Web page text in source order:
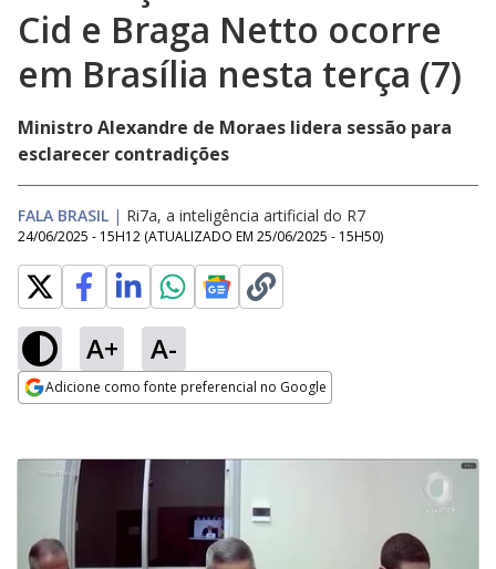
Cid e Braga Netto ocorre
em Brasília nesta terça (7)
Ministro Alexandre de Moraes lidera sessão para
esclarecer contradições
FALA BRASIL | Ri7a, a inteligência artificial do R7
24/06/2025 - 15H12 (ATUALIZADO EM 25/06/2025 - 15H50)
A+ A-
Adicione como fonte preferencial no Google